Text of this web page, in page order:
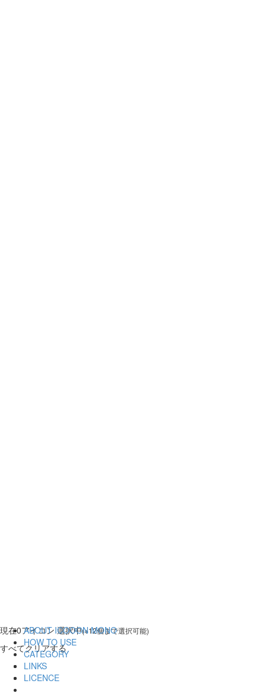
現在0アイコン 選択中(※12個まで選択可能)
すべてクリアする
ABOUT ICOOON MONO
HOW TO USE
CATEGORY
LINKS
LICENCE